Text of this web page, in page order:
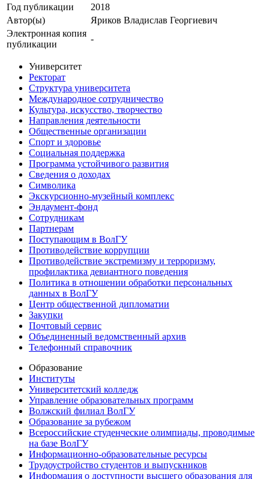
Год публикации
2018
Автор(ы)
Яриков Владислав Георгиевич
Электронная копия
публикации
-
Университет
Ректорат
Структура университета
Международное сотрудничество
Культура, искусство, творчество
Направления деятельности
Общественные организации
Спорт и здоровье
Социальная поддержка
Программа устойчивого развития
Сведения о доходах
Символика
Экскурсионно-музейный комплекс
Эндаумент-фонд
Сотрудникам
Партнерам
Поступающим в ВолГУ
Противодействие коррупции
Противодействие экстремизму и терроризму,
профилактика девиантного поведения
Политика в отношении обработки персональных
данных в ВолГУ
Центр общественной дипломатии
Закупки
Почтовый сервис
Объединенный ведомственный архив
Телефонный справочник
Образование
Институты
Университетский колледж
Управление образовательных программ
Волжский филиал ВолГУ
Образование за рубежом
Всероссийские студенческие олимпиады, проводимые
на базе ВолГУ
Информационно-образовательные ресурсы
Трудоустройство студентов и выпускников
Информация о доступности высшего образования для